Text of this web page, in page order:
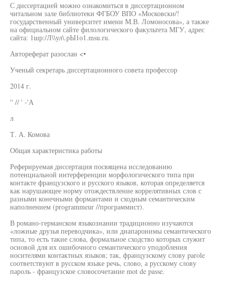
С диссертацией можно ознакомиться в диссертационном
читальном зале библиотеки ФГБОУ ВПО «Московски/!
государственный университет имени М.В. Ломоносова», а также
на официальном сайте филологического факультета МГУ, адрес
сайта: 1шр:/Л\\ул\.рЫ1о1.msu.ru.
Автореферат разослан <•
Ученый секретарь диссертационного совета профессор
2014 г.
'' // ' -'А
л
Т. А. Комова
Общая характеристика работы
Реферируемая диссертация посвящена исследованию
потенциальной интерференции морфологического типа при
контакте французского и русского языков, которая определяется
как нарушающее норму отождествление коррелятивных слов с
разными конечными формантами и сходным семантическим
наполнением (programmeur //программист).
В романо-германском языкознании традиционно изучаются
«ложные друзья переводчика», или диапаронимы семантического
типа, то есть такие слова, формальное сходство которых служит
основой для их ошибочного семантического уподобления
носителями контактных языков; так, французскому слову parole
соответствуют в русском языке речь, слово, а русскому слову
пароль - французское словосочетание mot de passe.